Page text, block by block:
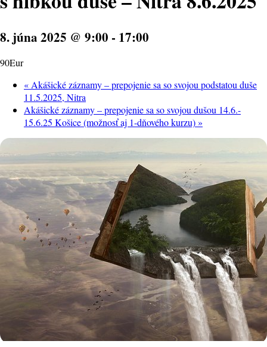
8. júna 2025 @ 9:00 - 17:00
90Eur
«Akášické záznamy – prepojenie sa so svojou podstatou duše
11.5.2025, Nitra
Akášické záznamy – prepojenie sa so svojou dušou 14.6.-
15.6.25 Košice (možnosť aj 1-dňového kurzu)»